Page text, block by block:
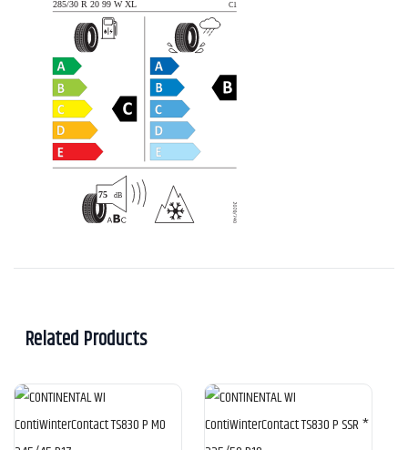
Related Products